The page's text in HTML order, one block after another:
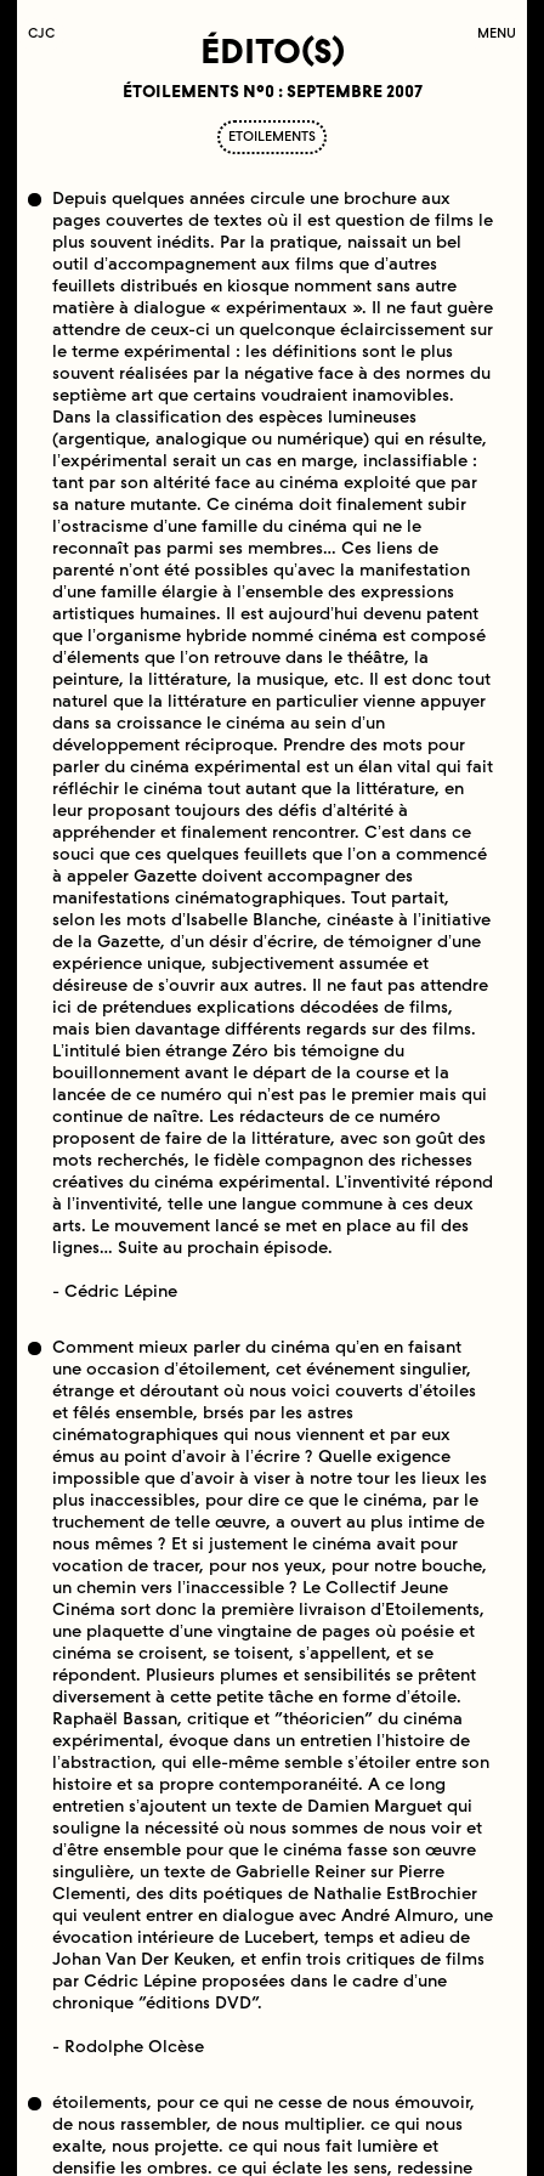
COLLECTIF
JEUNE
C MENU
ÉDITO(S)
ÉTOILEMENTS N°0 : SEPTEMBRE 2007
ETOILEMENTS
Depuis quelques années circule une brochure aux
pages couvertes de textes où il est question de ﬁlms le
plus souvent inédits. Par la pratique, naissait un bel
outil dʼaccompagnement aux ﬁlms que dʼautres
feuillets distribués en kiosque nomment sans autre
matière à dialogue « expérimentaux ». Il ne faut guère
attendre de ceux-ci un quelconque éclaircissement sur
le terme expérimental : les déﬁnitions sont le plus
souvent réalisées par la négative face à des normes du
septième art que certains voudraient inamovibles.
Dans la classiﬁcation des espèces lumineuses
(argentique, analogique ou numérique) qui en résulte,
lʼexpérimental serait un cas en marge, inclassiﬁable :
tant par son altérité face au cinéma exploité que par
sa nature mutante. Ce cinéma doit ﬁnalement subir
lʼostracisme dʼune famille du cinéma qui ne le
reconnaît pas parmi ses membres… Ces liens de
parenté nʼont été possibles quʼavec la manifestation
dʼune famille élargie à lʼensemble des expressions
artistiques humaines. Il est aujourdʼhui devenu patent
que lʼorganisme hybride nommé cinéma est composé
dʼélements que lʼon retrouve dans le théâtre, la
peinture, la littérature, la musique, etc. Il est donc tout
naturel que la littérature en particulier vienne appuyer
dans sa croissance le cinéma au sein dʼun
développement réciproque. Prendre des mots pour
parler du cinéma expérimental est un élan vital qui fait
réﬂéchir le cinéma tout autant que la littérature, en
leur proposant toujours des déﬁs dʼaltérité à
appréhender et ﬁnalement rencontrer. Cʼest dans ce
souci que ces quelques feuillets que lʼon a commencé
à appeler Gazette doivent accompagner des
manifestations cinématographiques. Tout partait,
selon les mots dʼIsabelle Blanche, cinéaste à lʼinitiative
de la Gazette, dʼun désir dʼécrire, de témoigner dʼune
expérience unique, subjectivement assumée et
désireuse de sʼouvrir aux autres. Il ne faut pas attendre
ici de prétendues explications décodées de ﬁlms,
mais bien davantage différents regards sur des ﬁlms.
Lʼintitulé bien étrange Zéro bis témoigne du
bouillonnement avant le départ de la course et la
lancée de ce numéro qui nʼest pas le premier mais qui
continue de naître. Les rédacteurs de ce numéro
proposent de faire de la littérature, avec son goût des
mots recherchés, le ﬁdèle compagnon des richesses
créatives du cinéma expérimental. Lʼinventivité répond
à lʼinventivité, telle une langue commune à ces deux
arts. Le mouvement lancé se met en place au ﬁl des
lignes… Suite au prochain épisode.
- Cédric Lépine
Comment mieux parler du cinéma quʼen en faisant
une occasion dʼétoilement, cet événement singulier,
étrange et déroutant où nous voici couverts dʼétoiles
et fêlés ensemble, brsés par les astres
cinématographiques qui nous viennent et par eux
émus au point dʼavoir à lʼécrire ? Quelle exigence
impossible que dʼavoir à viser à notre tour les lieux les
plus inaccessibles, pour dire ce que le cinéma, par le
truchement de telle œuvre, a ouvert au plus intime de
nous mêmes ? Et si justement le cinéma avait pour
vocation de tracer, pour nos yeux, pour notre bouche,
un chemin vers lʼinaccessible ? Le Collectif Jeune
Cinéma sort donc la première livraison dʼEtoilements,
une plaquette dʼune vingtaine de pages où poésie et
cinéma se croisent, se toisent, sʼappellent, et se
répondent. Plusieurs plumes et sensibilités se prêtent
diversement à cette petite tâche en forme dʼétoile.
Raphaël Bassan, critique et “théoricien” du cinéma
expérimental, évoque dans un entretien lʼhistoire de
lʼabstraction, qui elle-même semble sʼétoiler entre son
histoire et sa propre contemporanéité. A ce long
entretien sʼajoutent un texte de Damien Marguet qui
souligne la nécessité où nous sommes de nous voir et
dʼêtre ensemble pour que le cinéma fasse son œuvre
singulière, un texte de Gabrielle Reiner sur Pierre
Clementi, des dits poétiques de Nathalie EstBrochier
qui veulent entrer en dialogue avec André Almuro, une
évocation intérieure de Lucebert, temps et adieu de
Johan Van Der Keuken, et enﬁn trois critiques de ﬁlms
par Cédric Lépine proposées dans le cadre dʼune
chronique “éditions DVD”.
- Rodolphe Olcèse
étoilements, pour ce qui ne cesse de nous émouvoir,
de nous rassembler, de nous multiplier. ce qui nous
exalte, nous projette. ce qui nous fait lumière et
densiﬁe les ombres. ce qui éclate les sens, redessine